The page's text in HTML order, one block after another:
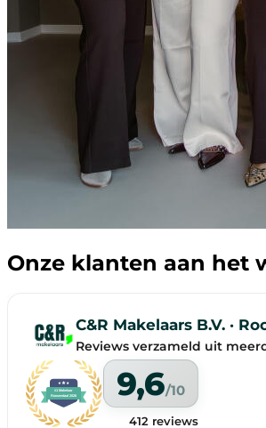
Onze klanten aan het